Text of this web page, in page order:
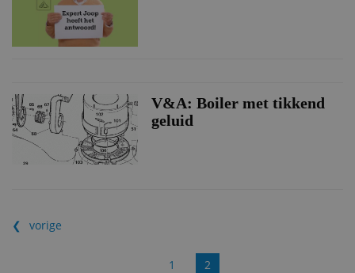
V&A: Boiler met tikkend
geluid
vorige
1 2